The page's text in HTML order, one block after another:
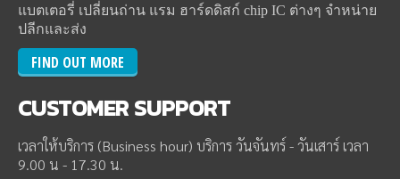
แบตเตอรี่ เปลี่ยนถ่าน แรม ฮาร์ดดิสก์ chip IC ต่างๆ จำหน่าย
ปลีกและส่ง
FIND OUT MORE
CUSTOMERSUPPORT
เวลาให้บริการ (Business hour) บริการ วันจันทร์ - วันเสาร์ เวลา
9.00 น - 17.30 น.